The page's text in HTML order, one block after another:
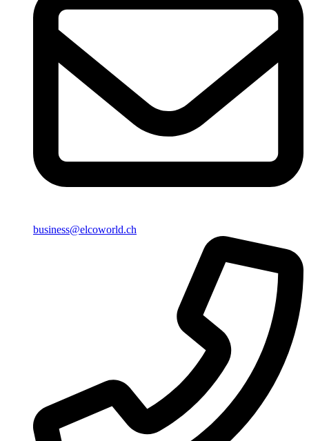
business@elcoworld.ch